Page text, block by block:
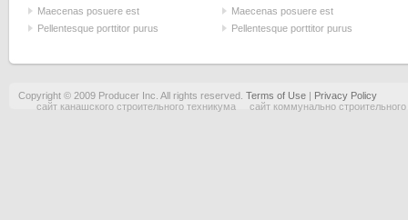
Maecenas posuere est
Pellentesque porttitor purus
Maecenas posuere est
Pellentesque porttitor purus
Copyright © 2009 Producer Inc. All rights reserved. Terms of Use| Privacy Policy
сайт канашского строительного техникума
сайт коммунально